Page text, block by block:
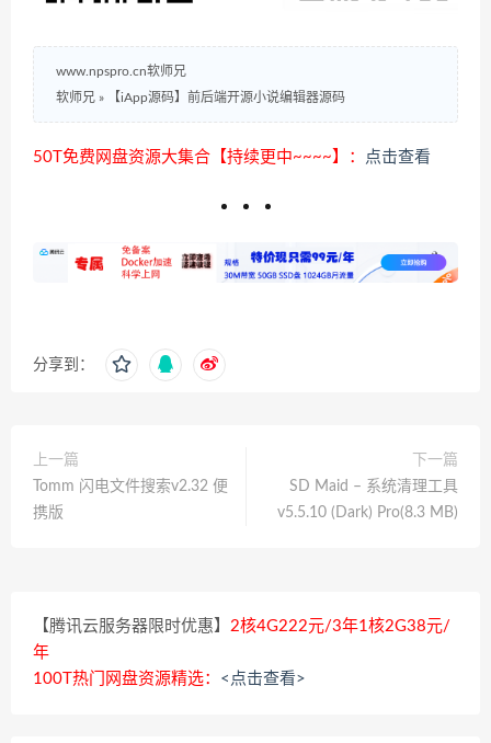
www.npspro.cn软师兄
软师兄 » 【iApp源码】前后端开源小说编辑器源码
50T免费网盘资源大集合【持续更中~~~~】： 点击查看
分享到：
上一篇
Tomm 闪电文件搜索v2.32 便
携版
下一篇
SD Maid – 系统清理工具
v5.5.10 (Dark) Pro(8.3 MB)
【腾讯云服务器限时优惠】 2核4G222元/3年1核2G38元/
年
100T热门网盘资源精选： <点击查看>